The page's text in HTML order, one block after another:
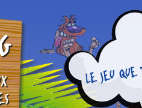
LE JEU